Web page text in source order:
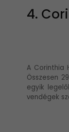
4.
A Corinthia
Összesen
egyik
vendégek